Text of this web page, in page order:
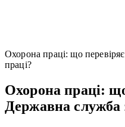
Охорона праці: що
праці?
Охорона праці:
Державна служба